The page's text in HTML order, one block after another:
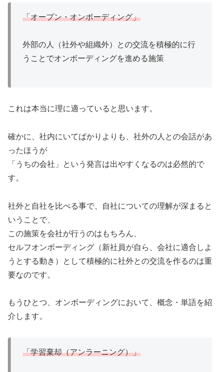
「オープン・オンボーディング」
外部の人（社外や組織外）との交流を積極的に行
うことでオンボーディングを進める施策
これは本当に理に適っていると思います。
確かに、社内にいてばかりよりも、社外の人との会話があ
ったほうが
「うちの会社」という発言は出やすくなるのは必然的で
す。
社外と自社を比べる事で、自社についての理解が深まると
いうことで、
この施策を会社が行うのはもちろん、
セルフオンボーディング（新社員が自ら、会社に適合しよ
うとする動き）として積極的に社外との交流を作るのは重
要なのです。
もうひとつ、オンボーディングにおいて、概念・単語を紹
介します。
「学習棄却（アンラーニング）」